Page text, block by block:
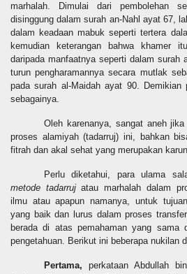
marhalah. Dimulai dari pembolehan
disinggung dalam surah an-Nahl ayat 67,
dalam keadaan mabuk seperti tertera
kemudian keterangan bahwa khamer
daripada manfaatnya seperti dalam surah
turun pengharamannya secara mutlak
pada surah al-Maidah ayat 90.
sebagainya.
Oleh karenanya, sangat aneh
proses alamiyah (tadarruj) ini, bahkan
fitrah dan akal sehat yang merupakan
Perlu diketahui, para ulama
metode tadarrujatau marhalah dalam
ilmu atau apapun namanya, untuk
yang baik dan lurus dalam proses
berada di atas pemahaman yang sama
pengetahuan. Berikut ini beberapa nukilan
Pertama, perkataan Abdullah